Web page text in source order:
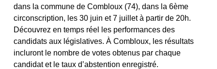
dans la commune de Combloux (74), dans la 6ème
circonscription, les 30 juin et 7 juillet à partir de 20h.
Découvrez en temps réel les performances des
candidats aux législatives. À Combloux, les résultats
incluront le nombre de votes obtenus par chaque
candidat et le taux d’abstention enregistré.